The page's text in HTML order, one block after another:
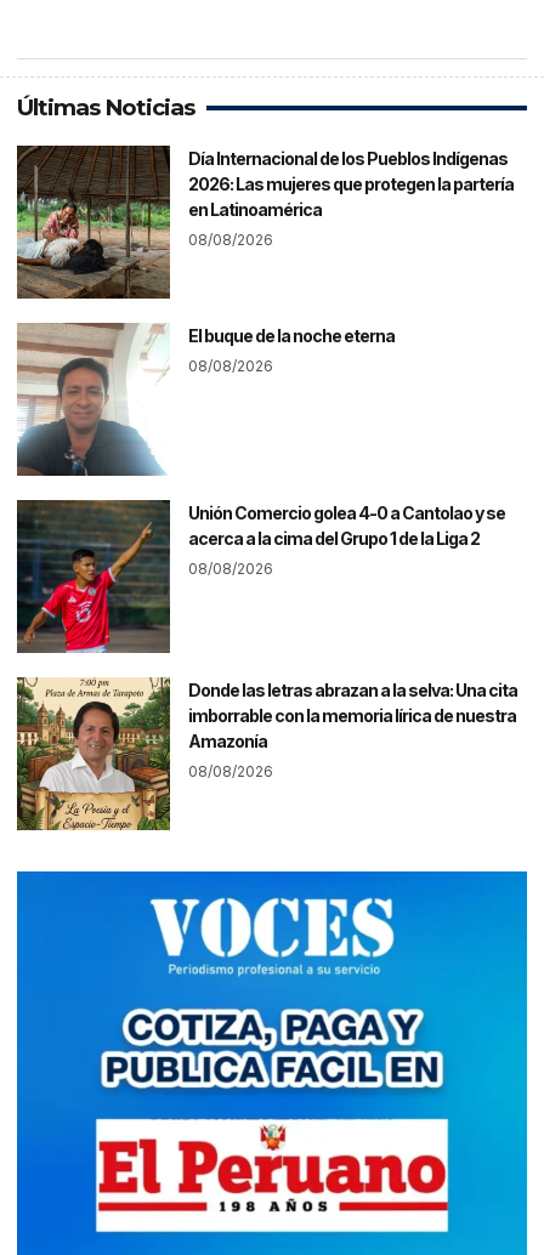
Últimas Noticias
Día Internacional de los Pueblos Indígenas
2026: Las mujeres que protegen la partería
en Latinoamérica
08/08/2026
El buque de la noche eterna
08/08/2026
Unión Comercio golea 4-0 a Cantolao y se
acerca a la cima del Grupo 1 de la Liga 2
08/08/2026
Donde las letras abrazan a la selva: Una cita
imborrable con la memoria lírica de nuestra
Amazonía
08/08/2026